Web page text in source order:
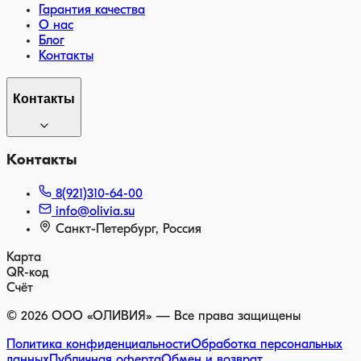
Гарантия качества
О нас
Блог
Контакты
Контакты
Контакты
8(921)310-64-00
info@olivia.su
Санкт-Петербург, Россия
Карта
QR-код
Счёт
© 2026 ООО «ОЛИВИЯ» — Все права защищены
Политика конфиденциальностиОбработка персональных